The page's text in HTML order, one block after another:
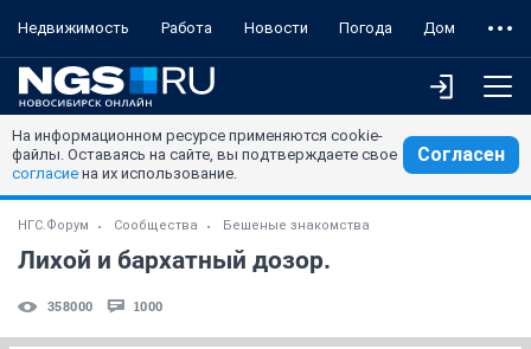
Недвижимость Работа Новости Погода Дом
На информационном ресурсе применяются cookie-
файлы. Оставаясь на сайте, вы подтверждаете свое
согласие на их использование.
Согласен
НГС.Форум Сообщества Бешеные знакомства
Лихой и бархатный дозор.
358000 1000